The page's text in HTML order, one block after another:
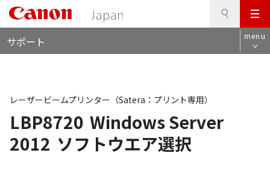
メ
ニ
ュ
サポート menu
LBP8720 Windows Server
2012 ソフトウエア選択
レーザービームプリンター（Satera：プリント専用）